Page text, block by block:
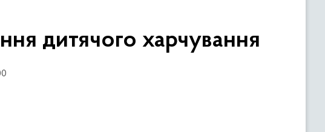
дитячого харчування